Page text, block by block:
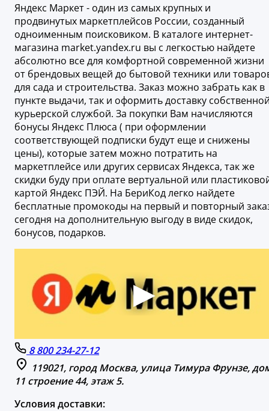
Яндекс Маркет - один из самых крупных и
продвинутых маркетплейсов России, созданный
одноименным поисковиком. В каталоге интернет-
магазина market.yandex.ru вы с легкостью найдете
абсолютно все для комфортной современной жизни
от брендовых вещей до бытовой техники или
для сада и строительства. Заказ можно забрать как в
пункте выдачи, так и оформить доставку
курьерской службой. За покупки Вам начисляются
бонусы Яндекс Плюса ( при оформлении
соответствующей подписки будут еще и снижены
цены), которые затем можно потратить на
маркетплейсе или других сервисах Яндекса, так же
скидки буду при оплате вертуальной или
картой Яндекс ПЭЙ. На БериКод легко найдете
бесплатные промокоды на первый и повторный
сегодня на дополнительную выгоду в виде скидок,
бонусов, подарков.
8 800 234-27-12
119021, город Москва, улица Тимура Фрунзе,
11 строение 44, этаж 5.
Условия доставки: